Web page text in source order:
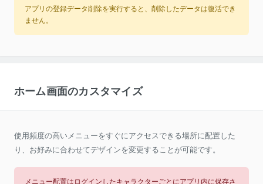
アプリの登録データ削除を実行すると、削除したデータは復活でき
ません。
ホーム画面のカスタマイズ
使用頻度の高いメニューをすぐにアクセスできる場所に配置した
り、お好みに合わせてデザインを変更することが可能です。
メニュー配置はログインしたキャラクターごとにアプリ内に保存さ